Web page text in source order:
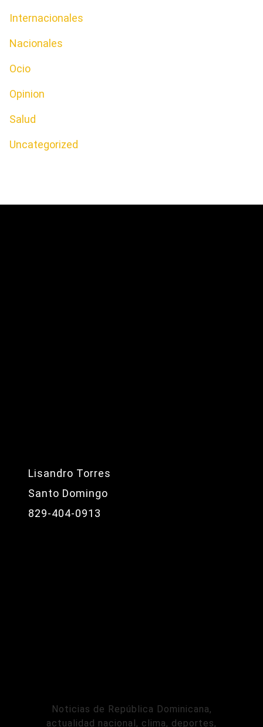
Internacionales
Nacionales
Ocio
Opinion
Salud
Uncategorized
Lisandro Torres
Santo Domingo
829-404-0913
Noticias de República Dominicana,
actualidad nacional, clima, deportes,